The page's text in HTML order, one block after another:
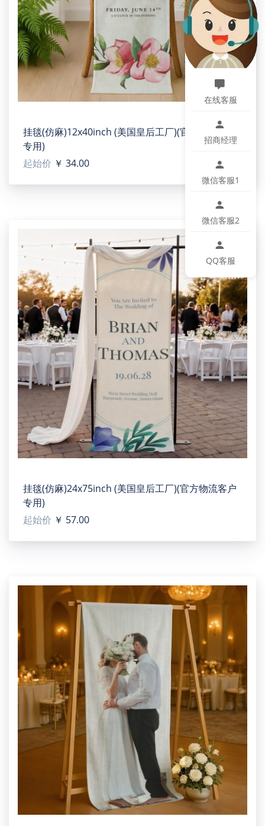
设计提示：
印刷区域图片大小：600 x 900 px /150 dpi
温馨提示：
该图片展示效果仅供参考，最终效果以实物为准！由于
生产批次、机器设备等客观因素原因，难以避免或将存
在微小色差、位置及大小等误差，如遇以上问题均属于
L-Shaped Maple Holder Acrylic Photo Frame 4"x6"
【Product description】The acrylic photo panel is
personalized with your photo and your text on the
acrylic panel. Default icon printed on the board,
personalized customization to bring you wonderful
experience.
【Applicable situation】Perfect for personalized gifts
for birthdays, anniversaries, or weddings.
【Size】Approximate board dimension(W X H): 4'' x
6''.
【Product structure】Each includes one acrylic
panel and one L-shaped photo frame.
【Note】For perfect and transparent effect on
acrylic board, we suggest you use our auto batch
site to place orders.
【Designer tip】To ensure the highest quality print,
please note that this product's recommended
upload image size in pixels (W x H): 600 x 900 px or
higher / 150 dpi.
挂毯(仿麻)12x40inch (美国皇后工厂)(官方物流客户
专用)
起始价 ￥ 34.00
挂毯(仿麻)24x75inch (美国皇后工厂)(官方物流客户
专用)
起始价 ￥ 57.00
在线客服
招商经理
微信客服1
微信客服2
QQ客服